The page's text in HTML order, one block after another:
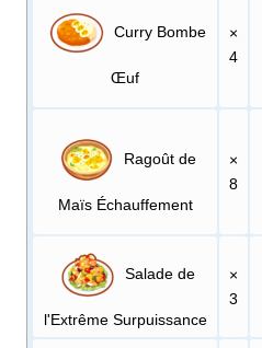
Curry Bombe
Œuf
×
4
Ragoût de
Maïs Échauffement
×
8
Salade de
l'Extrême Surpuissance
×
3